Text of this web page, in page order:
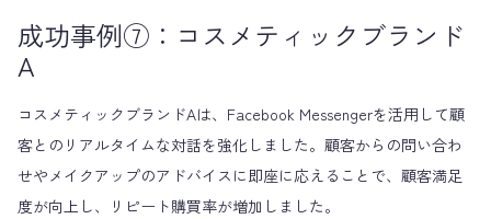
成功事例⑦：コスメティックブランド
A
コスメティックブランドAは、Facebook Messengerを活用して顧
客とのリアルタイムな対話を強化しました。顧客からの問い合わ
せやメイクアップのアドバイスに即座に応えることで、顧客満足
度が向上し、リピート購買率が増加しました。